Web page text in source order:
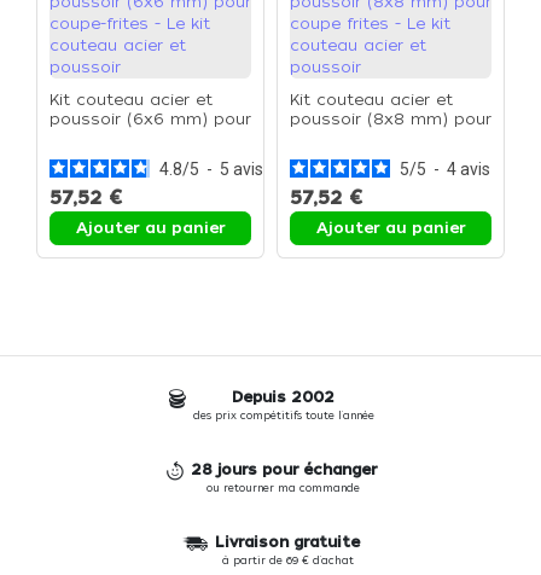
Kit couteau acier et
poussoir (6x6 mm) pour
couteau acier et
poussoir
4.8/5 - 5 avis
57,52 €
Ajouter au panier
Kit couteau acier et
poussoir (8x8 mm) pour
couteau acier et
poussoir
5/5 - 4avis
57,52 €
Ajouter au panier
Depuis 2002
des prix compétitifs toute l'année
28 jours pour échanger
ou retourner ma commande
Livraison gratuite
à partir de 69 € d'achat